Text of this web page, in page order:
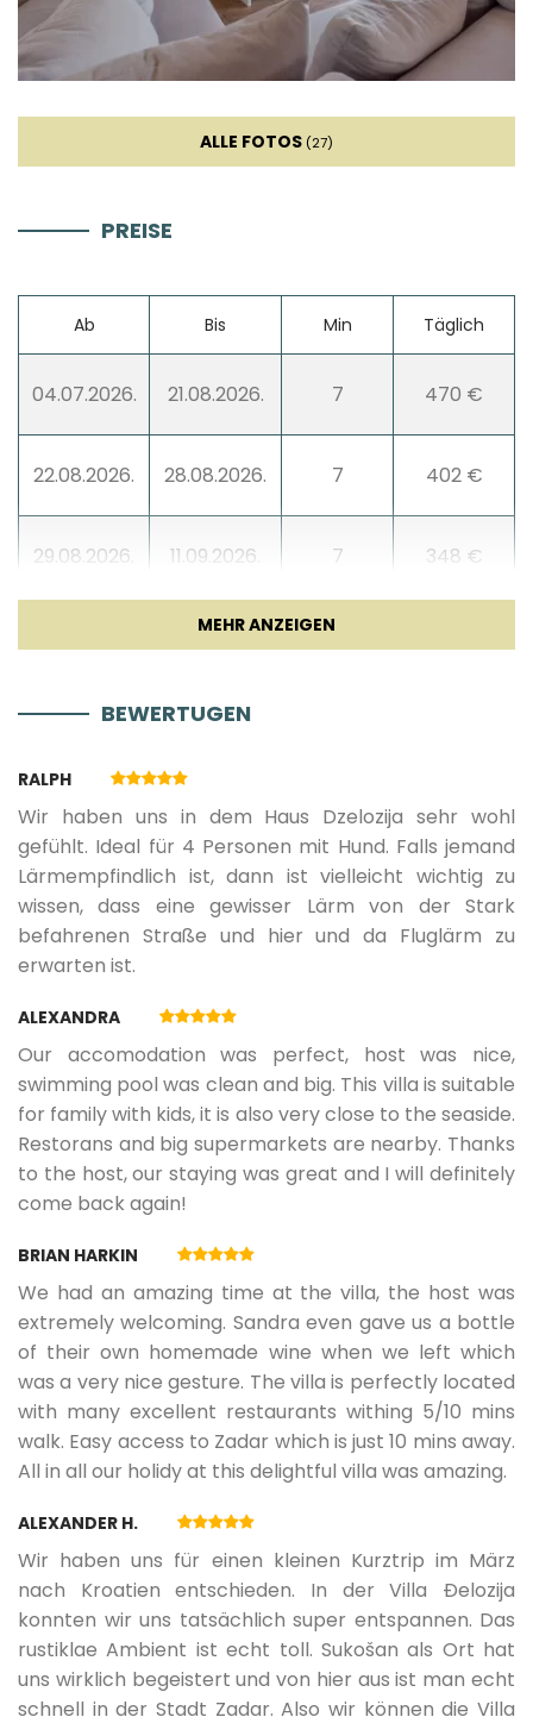
ALLE FOTOS (27)
PREISE
Ab Bis Min Täglich
04.07.2026. 21.08.2026. 7 470 €
22.08.2026. 28.08.2026. 7 402 €
29.08.2026. 11.09.2026. 7 348 €
18.09.2026. 7
19.09.2026. 02.10.2026.
31.12.2026. 16.04.2027. 4 195 €
17.04.2027.
28.05.2027. 4
29.05.2027. 11.06.2027. 7 293 €
12.06.2027. 18.06.2027.
19.06.2027. 25.06.2027. 7 366 €
26.06.2027. 02.07.2027. 7 402 €
03.07.2027. 20.08.2027. 7 470 €
21.08.2027. 27.08.2027.
28.08.2027. 10.09.2027. 348 €
11.09.2027. 17.09.2027. 7 280 €
BEWERTUGEN
RALPH
Wir haben uns in dem Haus Dzelozija sehr wohl
gefühlt. Ideal für 4 Personen mit Hund. Falls jemand
Lärmempfindlich ist, dann ist vielleicht wichtig zu
wissen, dass eine gewisser Lärm von der Stark
befahrenen Straße und hier und da Fluglärm zu
erwarten ist.
ALEXANDRA
Our accomodation was perfect, host was nice,
swimming pool was clean and big. This villa is suitable
for family with kids, it is also very close to the seaside.
Restorans and big supermarkets are nearby. Thanks
to the host, our staying was great and I will definitely
come back again!
BRIAN HARKIN
We had an amazing time at the villa, the host was
extremely welcoming. Sandra even gave us a bottle
of their own homemade wine when we left which
was a very nice gesture. The villa is perfectly located
with many excellent restaurants withing 5/10 mins
walk. Easy access to Zadar which is just 10 mins away.
All in all our holidy at this delightful villa was amazing.
ALEXANDER H.
Wir haben uns für einen kleinen Kurztrip im März
nach Kroatien entschieden. In der Villa Đelozija
konnten wir uns tatsächlich super entspannen. Das
rustiklae Ambient ist echt toll. Sukošan als Ort hat
uns wirklich begeistert und von hier aus ist man echt
schnell in der Stadt Zadar. Also wir können die Villa